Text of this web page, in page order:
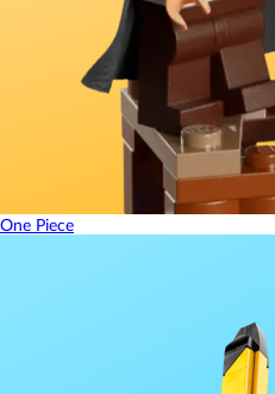
One Piece